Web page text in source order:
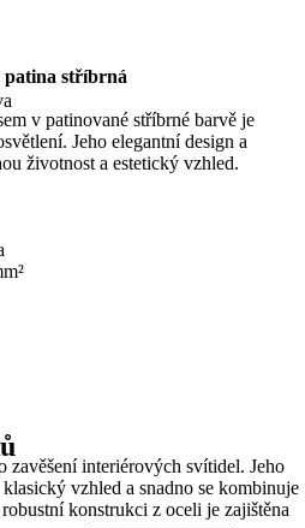
stříbrná
v patinované stříbrné barvě je
Jeho elegantní design a
životnost a estetický vzhled.
interiérových svítidel. Jeho
vzhled a snadno se kombinuje
konstrukci z oceli je zajištěna